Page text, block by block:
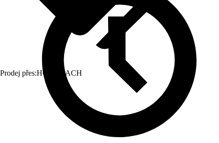
Prodej přes:HORNBACH